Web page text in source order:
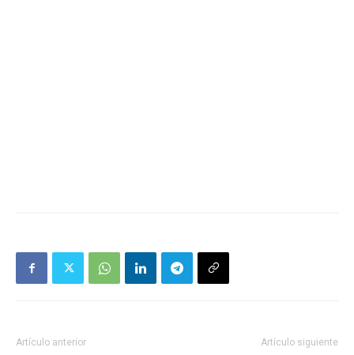
Artículo anterior Artículo siguiente